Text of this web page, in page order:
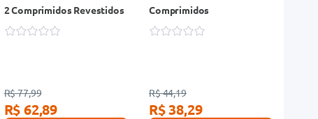
2 Comprimidos Revestidos
R$ 77,99
R$ 62,89
Comprimidos
R$ 44,19
R$ 38,29